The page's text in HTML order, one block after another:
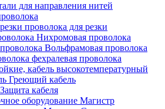
для направления нитей
проволока для резки
Нихромовая проволока
Вольфрамовая проволока
фехралевая проволока
кабель высокотемпературный
Греющий кабель
Защита кабеля
оборудование Магистр